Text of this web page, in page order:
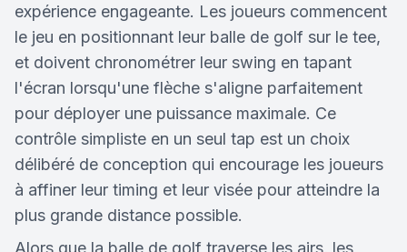
expérience engageante. Les joueurs commencent
le jeu en positionnant leur balle de golf sur le tee,
et doivent chronométrer leur swing en tapant
l'écran lorsqu'une flèche s'aligne parfaitement
pour déployer une puissance maximale. Ce
contrôle simpliste en un seul tap est un choix
délibéré de conception qui encourage les joueurs
à affiner leur timing et leur visée pour atteindre la
plus grande distance possible.
Alors que la balle de golf traverse les airs, les